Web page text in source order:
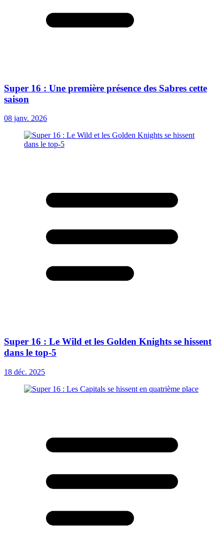
Super 16 : Une première présence des Sabres cette
saison
08 janv. 2026
Super 16 : Le Wild et les Golden Knights se hissent
dans le top-5
18 déc. 2025